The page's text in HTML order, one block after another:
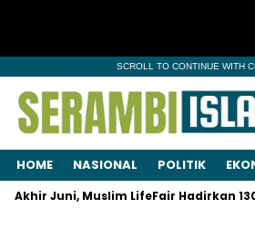
SCROLL TO CONTINUE WITH
HOME NASIONAL POLITIK
Juni, Muslim LifeFair Hadirkan